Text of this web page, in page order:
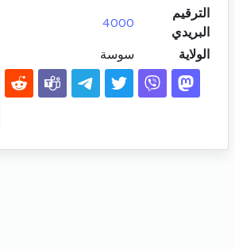
الترقيم
البريدي
4000
الولاية سوسة